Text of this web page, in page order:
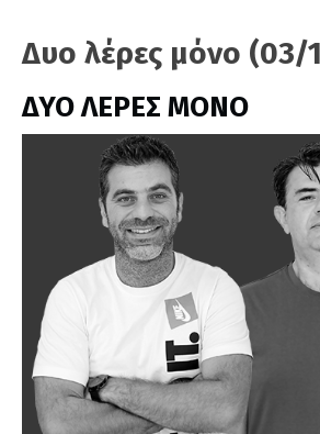
Δυο λέρες μόνο (03/
ΔΥΟ ΛΕΡΕΣ ΜΟΝΟ